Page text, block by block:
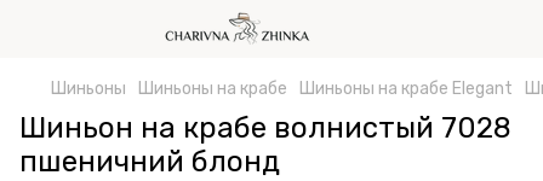
Шиньоны Шиньоны на крабе Шиньоны на крабе Elegant
Шиньон на крабе волнистый 7028
пшеничний блонд